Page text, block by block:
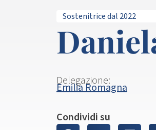
Sostenitrice dal 2022
Delegazione:
Emilia Romagna
Condividi su